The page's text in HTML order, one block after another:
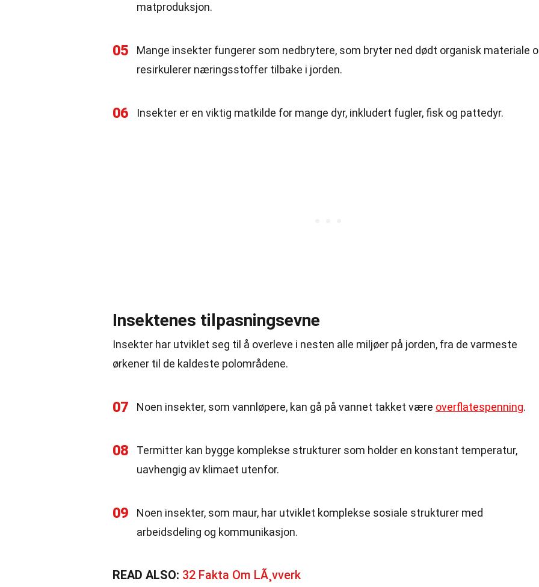
matproduksjon.
05
Mange insekter fungerer som nedbrytere, som bryter ned dødt organisk materiale
resirkulerer næringsstoffer tilbake i jorden.
06 Insekter er en viktig matkilde for mange dyr, inkludert fugler, fisk og pattedyr.
Insektenes tilpasningsevne
Insekter har utviklet seg til å overleve i nesten alle miljøer på jorden, fra de varmeste
ørkener til de kaldeste polområdene.
07 Noen insekter, som vannløpere, kan gå på vannet takket være overflatespenning.
08
Termitter kan bygge komplekse strukturer som holder en konstant temperatur,
uavhengig av klimaet utenfor.
09
Noen insekter, som maur, har utviklet komplekse sosiale strukturer med
arbeidsdeling og kommunikasjon.
READ ALSO: 32 Fakta Om LÃ¸vverk